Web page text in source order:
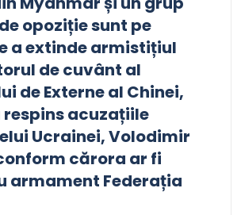
opoziție sunt pe
a extinde armistițiul
de cuvânt al
de Externe al Chinei,
respins acuzațiile
Ucrainei, Volodimir
cărora ar fi
armament Federația